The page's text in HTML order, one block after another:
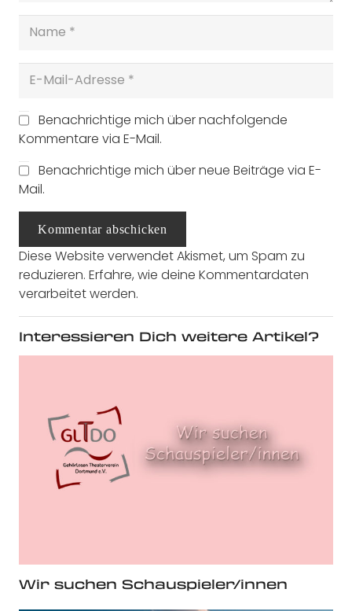
Benachrichtige mich über nachfolgende
Kommentare via E-Mail.
Benachrichtige mich über neue Beiträge via E-
Mail.
Kommentar abschicken
Diese Website verwendet Akismet, um Spam zu
reduzieren. Erfahre, wie deine Kommentardaten
verarbeitet werden.
Interessieren Dich weitere Artikel?
Wir suchen Schauspieler/innen